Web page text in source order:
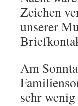
Zeichen
unserer
Am
sehr